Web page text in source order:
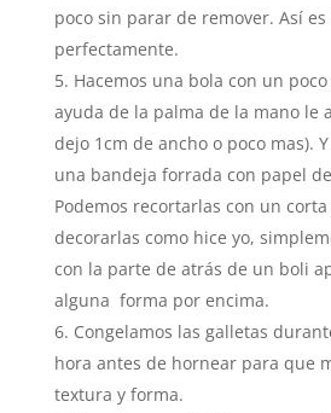
poco sin parar de remover. Así
perfectamente.
Hacemos una bola con un
ayuda de la palma de la mano le
dejo 1cm de ancho o poco mas).
una bandeja forrada con papel
Podemos recortarlas con un
decorarlas como hice yo,
con la parte de atrás de un boli
alguna forma por encima.
Congelamos las galletas
hora antes de hornear para que
textura y forma.